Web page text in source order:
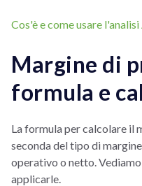
Cos'è e come usare
Margine di
formula e
La formula per calcolare il
seconda del tipo di
operativo o netto.
applicarle.